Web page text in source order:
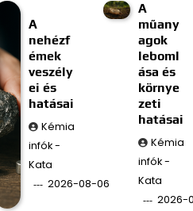
A
nehézf
émek
veszély
ei és
hatásai
Kémia
infók -
Kata
2026-08-06
A
műany
agok
leboml
ása és
környe
zeti
hatásai
Kémia
infók -
Kata
2026-